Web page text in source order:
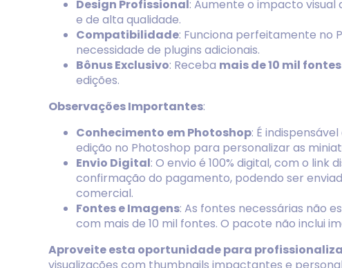
Design Profissional: Aumente o impacto
e de alta qualidade.
Compatibilidade: Funciona perfeitamente no
necessidade de plugins adicionais.
Bônus Exclusivo: Receba mais de 10 mil fontes
edições.
Observações Importantes:
Conhecimento em Photoshop: É
edição no Photoshop para personalizar as
Envio Digital: O envio é 100% digital, com o
confirmação do pagamento, podendo ser
comercial.
Fontes e Imagens: As fontes necessárias não
com mais de 10 mil fontes. O pacote não inclui
Aproveite esta oportunidade para